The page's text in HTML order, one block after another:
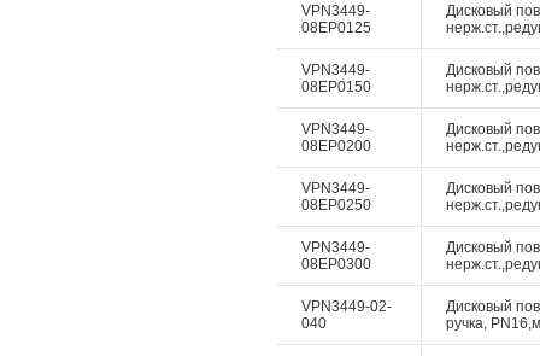
VPN3449-
08EP0125
Дисковый
VPN3449-
08EP0150
Дисковый
VPN3449-
08EP0200
Дисковый
VPN3449-
08EP0250
Дисковый
VPN3449-
08EP0300
Дисковый
VPN3449-02-
040
Дисковый
ручка,